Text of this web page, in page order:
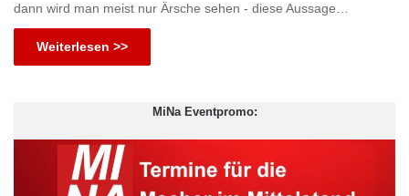
dann wird man meist nur Ärsche sehen - diese Aussage…
Weiterlesen >>
MiNa Eventpromo: